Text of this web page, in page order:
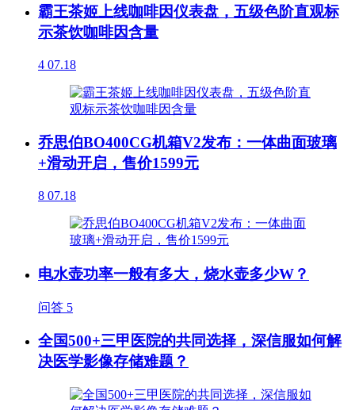
霸王茶姬上线咖啡因仪表盘，五级色阶直观标
示茶饮咖啡因含量
4 07.18
乔思伯BO400CG机箱V2发布：一体曲面玻璃
+滑动开启，售价1599元
8 07.18
电水壶功率一般有多大，烧水壶多少W？
问答 5
全国500+三甲医院的共同选择，深信服如何解
决医学影像存储难题？